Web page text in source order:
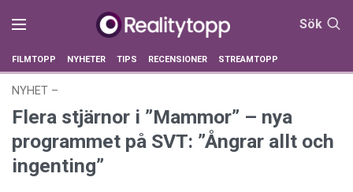
Sök
FILMTOPP NYHETER TIPS RECENSIONER STREAMTOPP
NYHET –
Flera stjärnor i ”Mammor” – nya
programmet på SVT: ”Ångrar allt och
ingenting”